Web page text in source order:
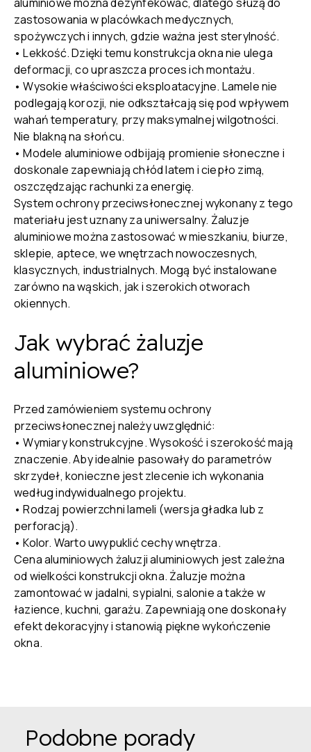
zastosowania w placówkach medycznych,
spożywczych i innych, gdzie ważna jest sterylność.
• Lekkość. Dzięki temu konstrukcja okna nie ulega
deformacji, co upraszcza proces ich montażu.
• Wysokie właściwości eksploatacyjne. Lamele nie
podlegają korozji, nie odkształcają się pod wpływem
wahań temperatury, przy maksymalnej wilgotności.
Nie blakną na słońcu.
• Modele aluminiowe odbijają promienie słoneczne i
doskonale zapewniają chłód latem i ciepło zimą,
oszczędzając rachunki za energię.
System ochrony przeciwsłonecznej wykonany z tego
materiału jest uznany za uniwersalny. Żaluzje
aluminiowe można zastosować w mieszkaniu, biurze,
sklepie, aptece, we wnętrzach nowoczesnych,
klasycznych, industrialnych. Mogą być instalowane
zarówno na wąskich, jak i szerokich otworach
okiennych.
Jak wybrać żaluzje
aluminiowe?
Przed zamówieniem systemu ochrony
przeciwsłonecznej należy uwzględnić:
• Wymiary konstrukcyjne. Wysokość i szerokość mają
znaczenie. Aby idealnie pasowały do parametrów
skrzydeł, konieczne jest zlecenie ich wykonania
według indywidualnego projektu.
• Rodzaj powierzchni lameli (wersja gładka lub z
perforacją).
• Kolor. Warto uwypuklić cechy wnętrza.
Cena aluminiowych żaluzji aluminiowych jest zależna
od wielkości konstrukcji okna. Żaluzje można
zamontować w jadalni, sypialni, salonie a także w
łazience, kuchni, garażu. Zapewniają one doskonały
efekt dekoracyjny i stanowią piękne wykończenie
okna.
Podobne porady